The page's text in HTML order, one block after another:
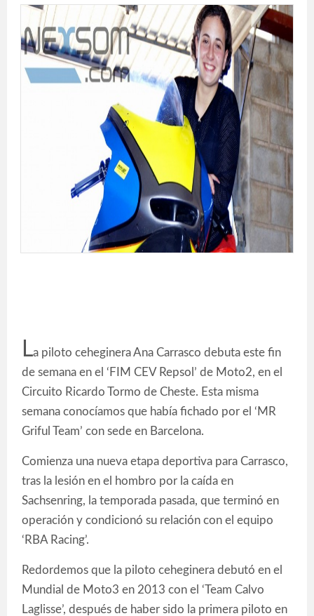
La piloto ceheginera Ana Carrasco debuta este fin
de semana en el ‘FIM CEV Repsol’ de Moto2, en el
Circuito Ricardo Tormo de Cheste. Esta misma
semana conocíamos que había fichado por el ‘MR
Griful Team’ con sede en Barcelona.
Comienza una nueva etapa deportiva para Carrasco,
tras la lesión en el hombro por la caída en
Sachsenring, la temporada pasada, que terminó en
operación y condicionó su relación con el equipo
‘RBA Racing’.
Redordemos que la piloto ceheginera debutó en el
Mundial de Moto3 en 2013 con el ‘Team Calvo
Laglisse’, después de haber sido la primera piloto en